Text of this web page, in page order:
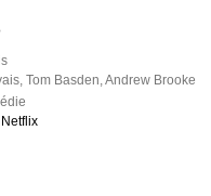
,Tom Basden,Andrew Brooke